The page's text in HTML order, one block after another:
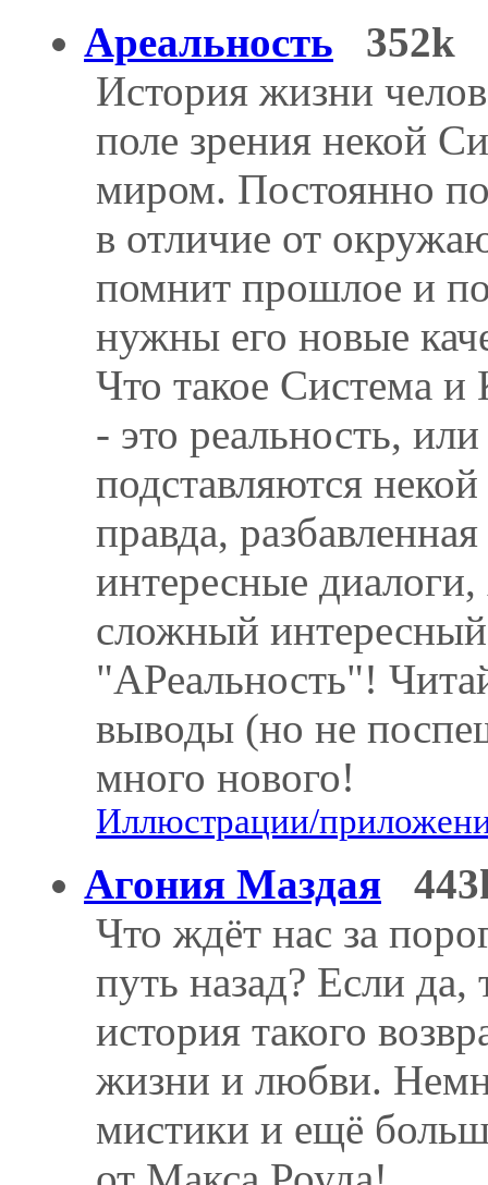
Ареальность
352k
История жизни
поле зрения некой
миром. Постоянно
в отличие от
помнит прошлое и
нужны его новые
Что такое Система
- это реальность,
подставляются
правда,
интересные
сложный
"АРеальность"!
выводы (но не
много нового!
Иллюстрации/
Агония Маздая
Что ждёт нас за
путь назад? Если да,
история такого
жизни и любви.
мистики и ещё